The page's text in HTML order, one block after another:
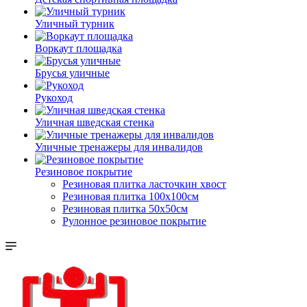
Уличный турник
Воркаут площадка
Брусья уличные
Рукоход
Уличная шведская стенка
Уличные тренажеры для инвалидов
Резиновое покрытие
Резиновая плитка ласточкин хвост
Резиновая плитка 100х100см
Резиновая плитка 50х50см
Рулонное резиновое покрытие